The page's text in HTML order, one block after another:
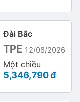
Đài Bắc
TPE 12/08/2026
Một chiều
5,346,790 đ